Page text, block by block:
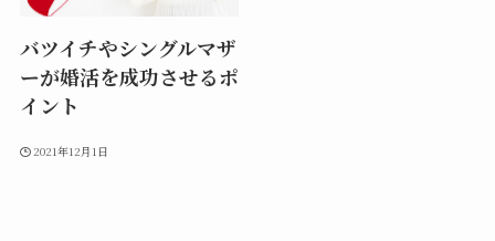
バツイチやシングルマザ
ーが婚活を成功させるポ
イント
2021年12月1日